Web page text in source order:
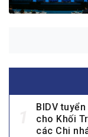
BIDV
cho Khối
các Chi